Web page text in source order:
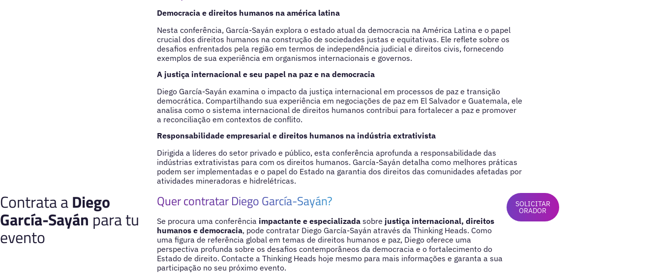
Democracia e direitos humanos na américa latina
Nesta conferência, García-Sayán explora o estado atual da democracia na América Latina e o papel
crucial dos direitos humanos na construção de sociedades justas e equitativas. Ele reflete sobre os
desafios enfrentados pela região em termos de independência judicial e direitos civis, fornecendo
exemplos de sua experiência em organismos internacionais e governos.
A justiça internacional e seu papel na paz e na democracia
Diego García-Sayán examina o impacto da justiça internacional em processos de paz e transição
democrática. Compartilhando sua experiência em negociações de paz em El Salvador e Guatemala, ele
analisa como o sistema internacional de direitos humanos contribui para fortalecer a paz e promover
a reconciliação em contextos de conflito.
Responsabilidade empresarial e direitos humanos na indústria extrativista
Dirigida a líderes do setor privado e público, esta conferência aprofunda a responsabilidade das
indústrias extrativistas para com os direitos humanos. García-Sayán detalha como melhores práticas
podem ser implementadas e o papel do Estado na garantia dos direitos das comunidades afetadas por
atividades mineradoras e hidrelétricas.
Contrata aDiego
García-Sayán para tu
evento
Quer contratar Diego García-Sayán?
Se procura uma conferência impactante e especializadasobre justiça internacional, direitos
humanos e democracia, pode contratar Diego García-Sayán através da Thinking Heads. Como
uma figura de referência global em temas de direitos humanos e paz, Diego oferece uma
perspectiva profunda sobre os desafios contemporâneos da democracia e o fortalecimento do
Estado de direito. Contacte a Thinking Heads hoje mesmo para mais informações e garanta a sua
participação no seu próximo evento.
SOLICITAR
ORADOR